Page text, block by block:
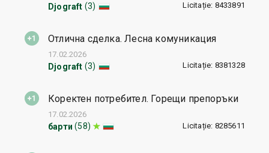
Djograft (3) Licitație: 8433891
Отлична сделка. Лесна комуникация
Djograft (3) Licitație: 8381328
17.02.2026
Коректен потребител. Горещи препоръки
барти (58) Licitație: 8285611
17.02.2026